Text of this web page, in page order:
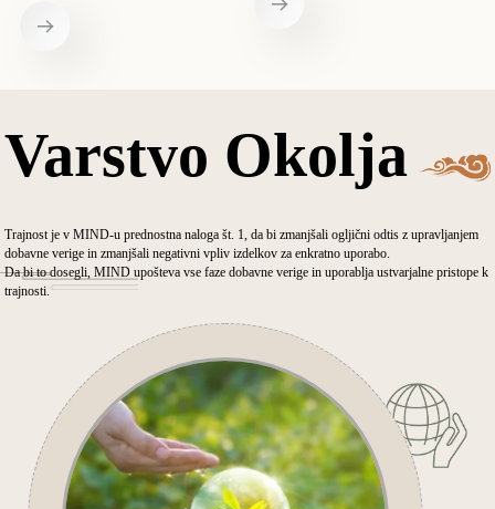
Varstvo Okolja
Trajnost je v MIND-u prednostna naloga št. 1, da bi zmanjšali ogljični odtis z upravljanjem
dobavne verige in zmanjšali negativni vpliv izdelkov za enkratno uporabo.
Da bi to dosegli, MIND upošteva vse faze dobavne verige in uporablja ustvarjalne pristope k
trajnosti.